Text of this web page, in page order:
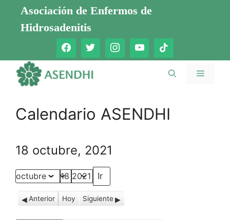
Saltar
contenido
Asociación de Enfermos de
Hidrosadenitis
Menú
Calendario ASENDHI
18 octubre, 2021
Mes
Día
Año
Anterior Hoy Siguiente